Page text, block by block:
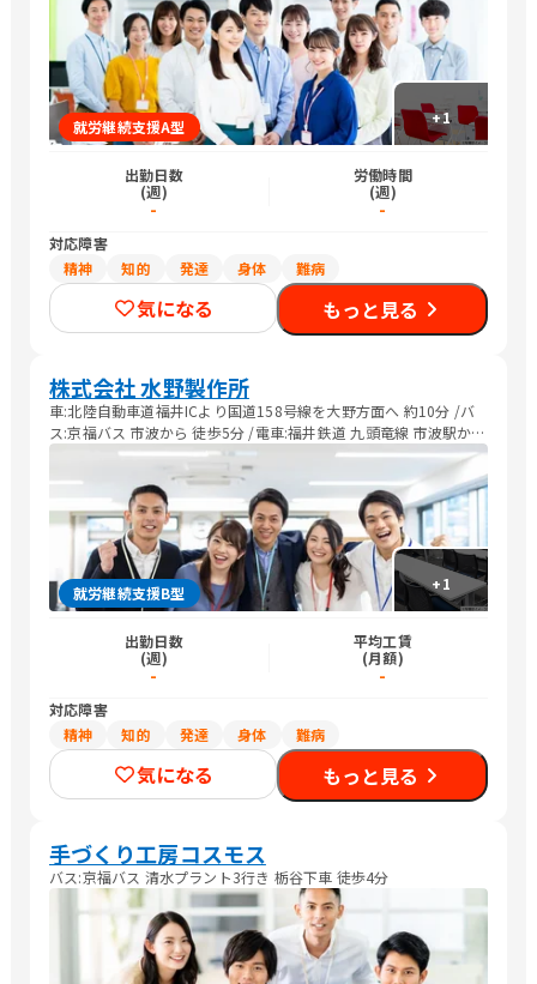
+1
就労継続支援A型
出勤日数
(週)
-
労働時間
(週)
-
対応障害
精神
知的 発達 身体 難病
気になる もっと見る
株式会社 水野製作所
車:北陸自動車道福井ICより国道158号線を大野方面へ 約10分 /バ
ス:京福バス 市波から 徒歩5分 /電車:福井鉄道 九頭竜線 市波駅から
徒歩5分 /送迎:要相談
+1
就労継続支援B型
出勤日数
(週)
-
平均工賃
(月額)
-
対応障害
精神
知的 発達 身体 難病
気になる もっと見る
手づくり工房コスモス
バス:京福バス 清水プラント3行き 栃谷下車 徒歩4分